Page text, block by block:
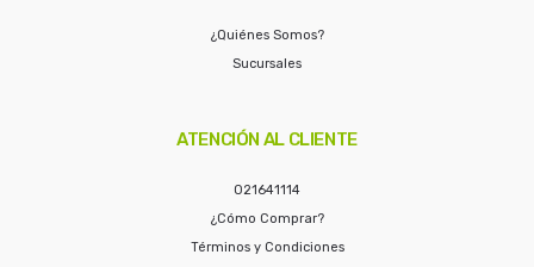
¿Quiénes Somos?
Sucursales
ATENCIÓN AL CLIENTE
021641114
¿Cómo Comprar?
Términos y Condiciones